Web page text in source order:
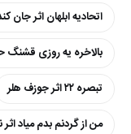
اتحادیه ابلهان اثر جان
بالاخره یه روزی
تبصره ۲۲ اثر جوزف هلر
من از گردنم بدم میاد اثر